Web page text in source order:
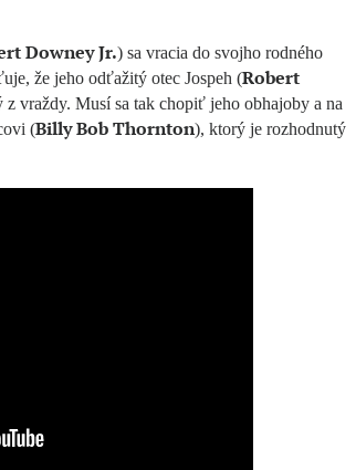
Downey Jr.) sa vracia do svojho rodného
že jeho odťažitý otec Jospeh (Robert
vraždy. Musí sa tak chopiť jeho obhajoby a na
(Billy Bob Thornton), ktorý je rozhodnutý